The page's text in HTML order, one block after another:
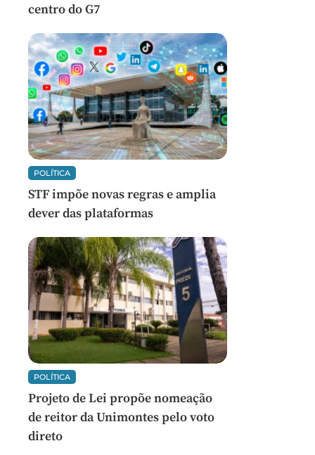
centro do G7
POLÍTICA
STF impõe novas regras e amplia
dever das plataformas
POLÍTICA
Projeto de Lei propõe nomeação
de reitor da Unimontes pelo voto
direto